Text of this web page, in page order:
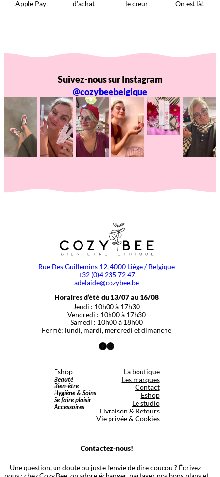
Apple Pay
d’achat
le cœur
On est là!
Suivez-nous sur Instagram
@cozybeebelgique
Rue Des Guillemins 12, 4000 Liège / Belgique
+32 (0)4 235 72 47
adelaide@cozybee.be
Horaires d’été du 13/07 au 16/08
Jeudi : 10h00 à 17h30
Vendredi : 10h00 à 17h30
Samedi : 10h00 à 18h00
Fermé: lundi, mardi, mercredi et dimanche
Facebook
Instagram
Eshop
Beauté
Bien-être
Hygiène & Soins
Se faire plaisir
Accessoires
La boutique
Les marques
Contact
Eshop
Le studio
Livraison & Retours
Vie privée & Cookies
Contactez-nous!
Une question, un doute ou juste l’envie de dire coucou ? Écrivez-
nous : chez Cozy Bee, on adore échanger, partager nos bons plans et